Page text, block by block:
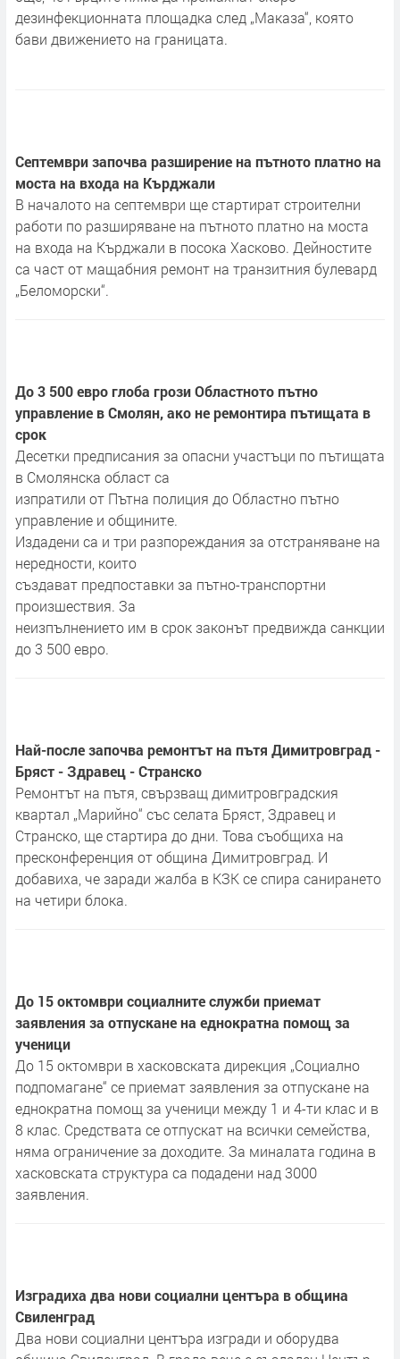
дезинфекционната площадка след „Маказа“, която
бави движението на границата.
Септември започва разширение на пътното платно на
моста на входа на Кърджали
В началото на септември ще стартират строителни
работи по разширяване на пътното платно на моста
на входа на Кърджали в посока Хасково. Дейностите
са част от мащабния ремонт на транзитния булевард
„Беломорски“.
До 3 500 евро глоба грози Областното пътно
управление в Смолян, ако не ремонтира пътищата в
срок
Десетки предписания за опасни участъци по пътищата
в Смолянска област са
изпратили от Пътна полиция до Областно пътно
управление и общините.
Издадени са и три разпореждания за отстраняване на
нередности, които
създават предпоставки за пътно-транспортни
произшествия. За
неизпълнението им в срок законът предвижда санкции
до 3 500 евро.
Най-после започва ремонтът на пътя Димитровград -
Бряст - Здравец - Странско
Ремонтът на пътя, свързващ димитровградския
квартал „Марийно“ със селата Бряст, Здравец и
Странско, ще стартира до дни. Това съобщиха на
пресконференция от община Димитровград. И
добавиха, че заради жалба в КЗК се спира санирането
на четири блока.
До 15 октомври социалните служби приемат
заявления за отпускане на еднократна помощ за
ученици
До 15 октомври в хасковската дирекция „Социално
подпомагане“ се приемат заявления за отпускане на
еднократна помощ за ученици между 1 и 4-ти клас и в
8 клас. Средствата се отпускат на всички семейства,
няма ограничение за доходите. За миналата година в
хасковската структура са подадени над 3000
заявления.
Изградиха два нови социални центъра в община
Свиленград
Два нови социални центъра изгради и оборудва